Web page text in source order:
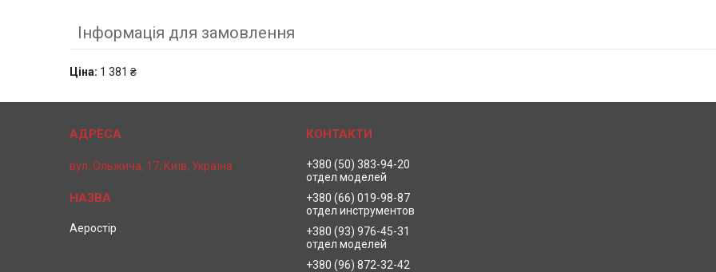
Інформація для замовлення
Ціна: 1 381 ₴
вул. Ольжича, 17, Київ, Україна
Аеростір
+380 (50) 383-94-20
отдел моделей
+380 (66) 019-98-87
отдел инструментов
+380 (93) 976-45-31
отдел моделей
+380 (96) 872-32-42